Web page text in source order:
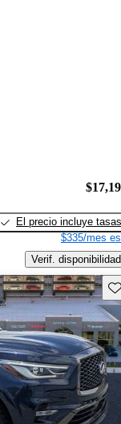
El precio incluye tasas
$335/mes
Verif. disponibilidad